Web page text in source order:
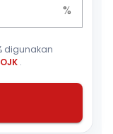
%
digunakan
OJK .